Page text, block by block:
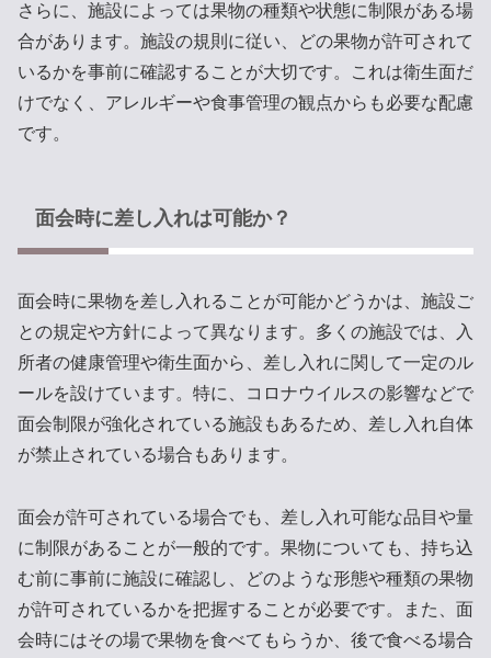
さらに、施設によっては果物の種類や状態に制限がある場
合があります。施設の規則に従い、どの果物が許可されて
いるかを事前に確認することが大切です。これは衛生面だ
けでなく、アレルギーや食事管理の観点からも必要な配慮
です。
面会時に差し入れは可能か？
面会時に果物を差し入れることが可能かどうかは、施設ご
との規定や方針によって異なります。多くの施設では、入
所者の健康管理や衛生面から、差し入れに関して一定のル
ールを設けています。特に、コロナウイルスの影響などで
面会制限が強化されている施設もあるため、差し入れ自体
が禁止されている場合もあります。
面会が許可されている場合でも、差し入れ可能な品目や量
に制限があることが一般的です。果物についても、持ち込
む前に事前に施設に確認し、どのような形態や種類の果物
が許可されているかを把握することが必要です。また、面
会時にはその場で果物を食べてもらうか、後で食べる場合